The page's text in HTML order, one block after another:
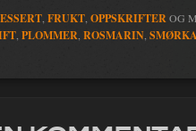
, FRUKT, OPPSKRIFTEROG
, PLOMMER, ROSMARIN,